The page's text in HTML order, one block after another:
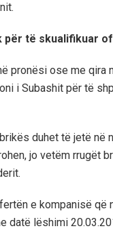
për të skualifikuar
pronësi ose me qira
i Subashit për të
duhet të jetë
jo vetëm rrugët
e kompanisë që
datë lëshimi